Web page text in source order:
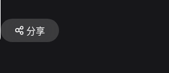
分享